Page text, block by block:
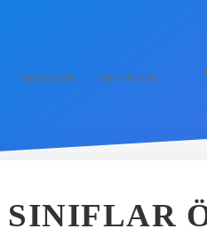
Yasal Uyarı Hakkımızda